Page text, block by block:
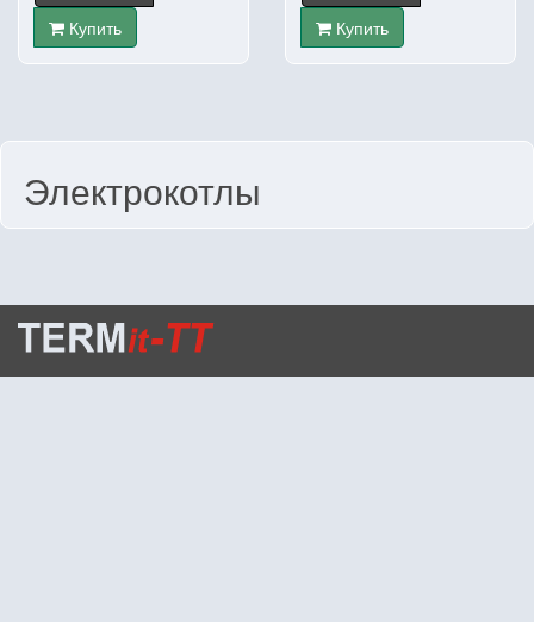
Купить
Купить
Электрокотлы